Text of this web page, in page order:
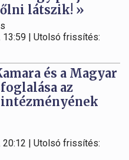
látszik! »
13:59 | Utolsó frissítés:
és a Magyar
az
20:12 | Utolsó frissítés: